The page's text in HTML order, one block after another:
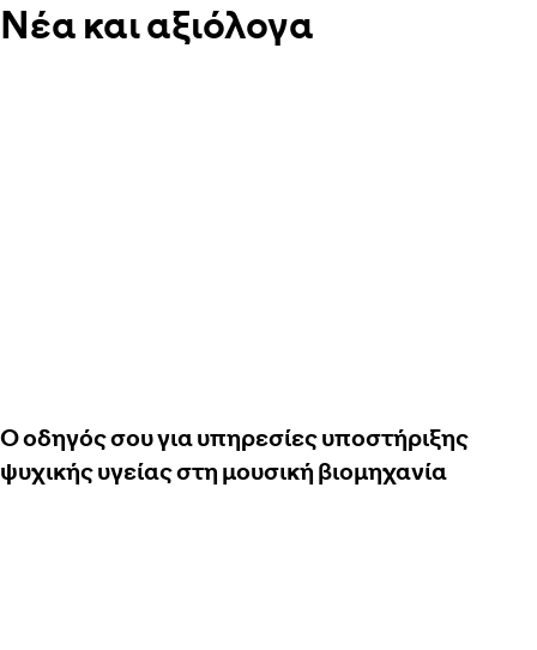
Νέα και αξιόλογα
Ο οδηγός σου για υπηρεσίες υποστήριξης
ψυχικής υγείας στη μουσική βιομηχανία